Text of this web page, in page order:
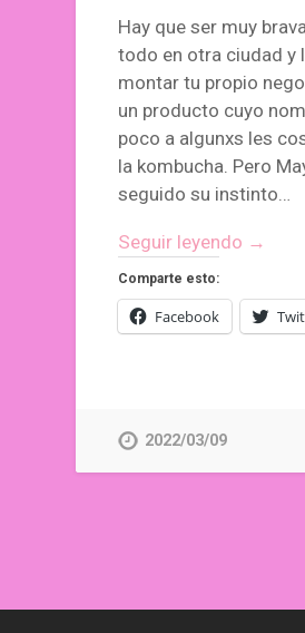
Hay que ser muy
todo en otra ciudad y
montar tu propio
un producto cuyo
poco a algunxs les
la kombucha. Pero
seguido su instinto…
Seguir leyendo →
Comparte esto:
Facebook
2022/03/09